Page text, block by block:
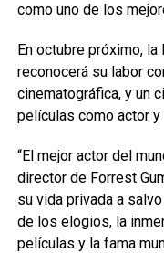
como uno de los
En octubre próximo,
reconocerá su labor
cinematográfica, y un
películas como actor y
“El mejor actor del
director de Forrest
su vida privada a
de los elogios, la
películas y la fama